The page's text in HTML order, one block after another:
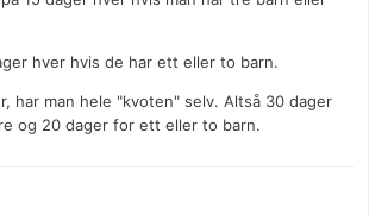
hver hvis de har ett eller to barn.
har man hele "kvoten" selv. Altså 30 dager
og 20 dager for ett eller to barn.